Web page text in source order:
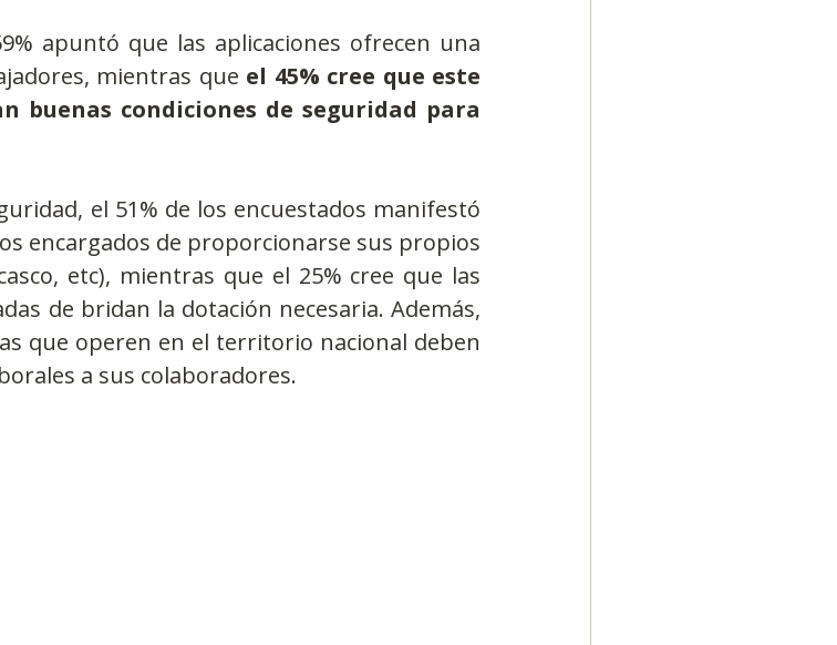
apuntó que las aplicaciones ofrecen una
mientras que el 45% cree que este
buenas condiciones de seguridad para
el 51% de los encuestados manifestó
encargados de proporcionarse sus propios
etc), mientras que el 25% cree que las
de bridan la dotación necesaria. Además,
que operen en el territorio nacional deben
a sus colaboradores.